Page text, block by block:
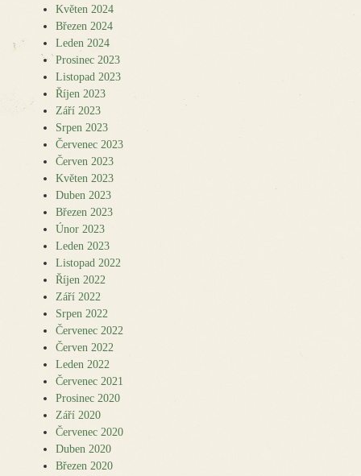
Květen 2024
Březen 2024
Leden 2024
Prosinec 2023
Listopad 2023
Říjen 2023
Září 2023
Srpen 2023
Červenec 2023
Červen 2023
Květen 2023
Duben 2023
Březen 2023
Únor 2023
Leden 2023
Listopad 2022
Říjen 2022
Září 2022
Srpen 2022
Červenec 2022
Červen 2022
Leden 2022
Červenec 2021
Prosinec 2020
Září 2020
Červenec 2020
Duben 2020
Březen 2020